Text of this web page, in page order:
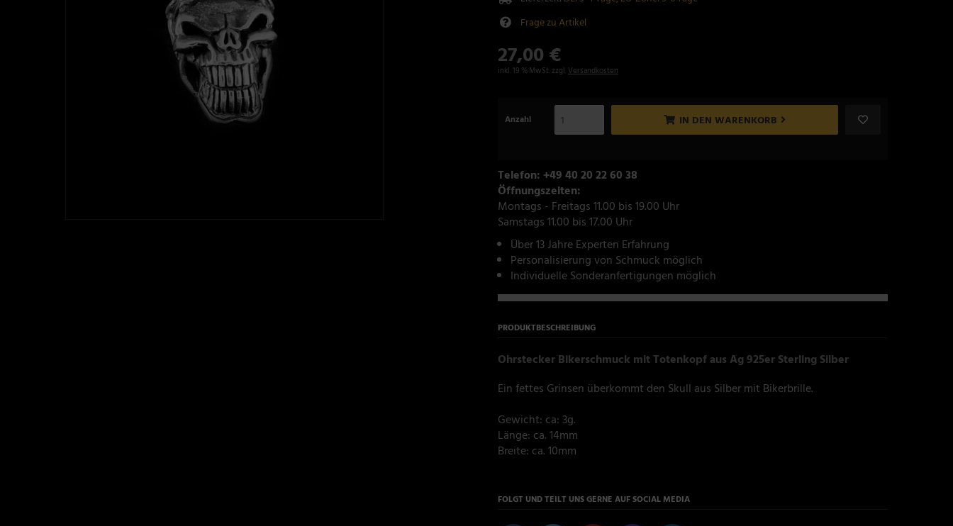
Frage zu Artikel
27,00 €
inkl. 19 % MwSt. zzgl. Versandkosten
Anzahl IN DEN WARENKORB
Telefon: +49 40 20 22 60 38
Öffnungszeiten:
Montags - Freitags 11.00 bis 19.00 Uhr
Samstags 11.00 bis 17.00 Uhr
Über 13 Jahre Experten Erfahrung
Personalisierung von Schmuck möglich
Individuelle Sonderanfertigungen möglich
PRODUKTBESCHREIBUNG
Ohrstecker Bikerschmuck mit Totenkopf aus Ag 925er Sterling Silber
Ein fettes Grinsen überkommt den Skull aus Silber mit Bikerbrille.
Gewicht: ca: 3g.
Länge: ca. 14mm
Breite: ca. 10mm
FOLGT UND TEILT UNS GERNE AUF SOCIAL MEDIA